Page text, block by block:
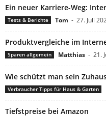
Ein neuer Karriere-Weg:
Tests & Berichte Tom - 27. Juli
Produktvergleiche im
Sparen allgemein Matthias - 21.
Wie schützt man sein
Verbraucher Tipps für Haus & Garten
Tiefstpreise bei Amazon